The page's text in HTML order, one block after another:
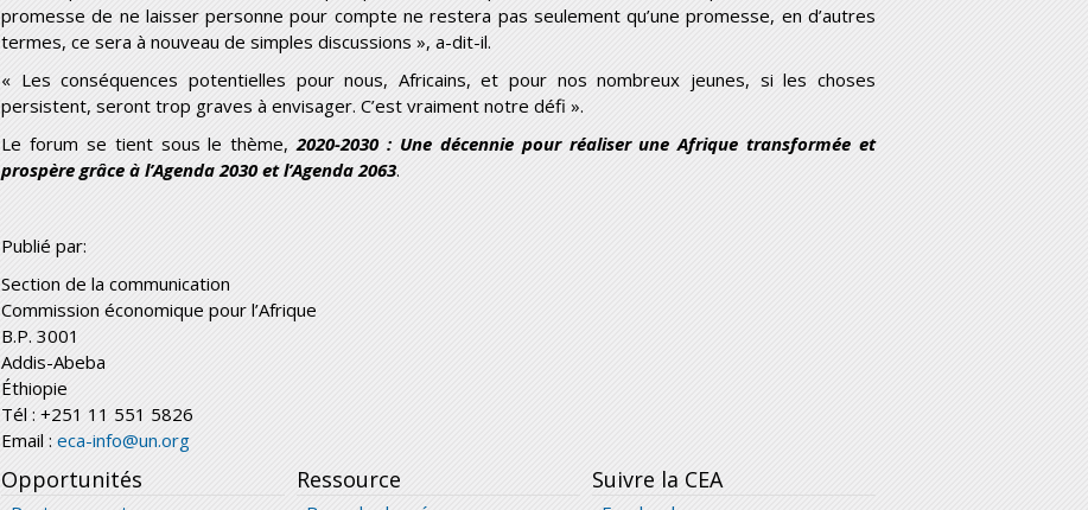
promesse de ne laisser personne pour compte ne restera pas seulement qu’une promesse, en d’autres
termes, ce sera à nouveau de simples discussions », a-dit-il.
« Les conséquences potentielles pour nous, Africains, et pour nos nombreux jeunes, si les choses
persistent, seront trop graves à envisager. C’est vraiment notre défi ».
Le forum se tient sous le thème,2020-2030 : Une décennie pour réaliser une Afrique transformée et
prospère grâce à l’Agenda 2030 et l’Agenda 2063.
Publié par:
Section de la communication
Commission économique pour l’Afrique
B.P. 3001
Addis-Abeba
Éthiopie
Tél : +251 11 551 5826
Email : eca-info@un.org
Opportunités Ressource Suivre la CEA